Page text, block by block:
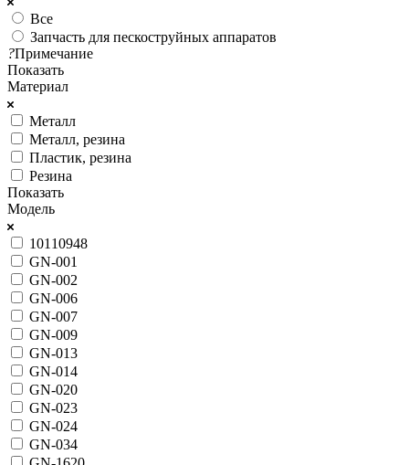
Все
Запчасть для пескоструйных аппаратов
?Примечание
Показать
Материал
Металл
Металл, резина
Пластик, резина
Резина
Показать
Модель
10110948
GN-001
GN-002
GN-006
GN-007
GN-009
GN-013
GN-014
GN-020
GN-023
GN-024
GN-034